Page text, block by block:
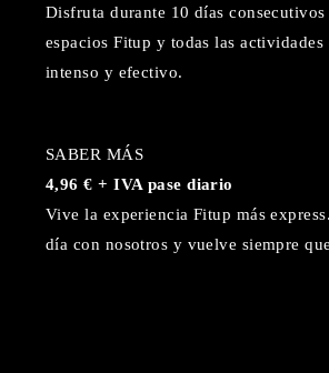
Disfruta durante 10 días consecutivos
espacios Fitup y todas las
intenso y efectivo.
SABER MÁS
4,96 € + IVA pase diario
Vive la experiencia Fitup más
día con nosotros y vuelve siempre